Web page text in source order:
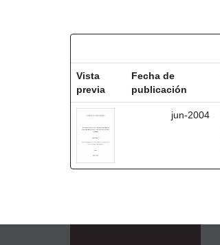
Vista
previa
Fecha de
publicación
jun-2004